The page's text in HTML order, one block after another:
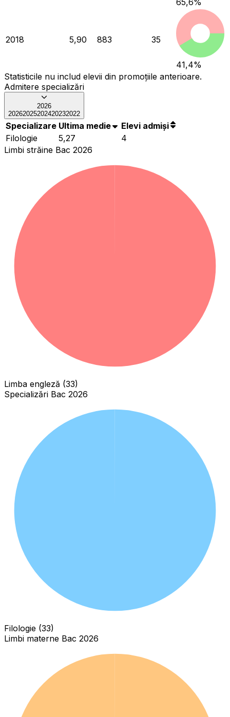
65,6%
2018 5,90 883 35
41,4%
Statisticile nu includ elevii din promoțiile anterioare.
Admitere specializări
2026
20262025202420232022
Specializare Ultima medie
Elevi admiși
Filologie
5,27
4
Limbi străine Bac 2026
Limba engleză (33)
Specializări Bac 2026
Filologie (33)
Limbi materne Bac 2026